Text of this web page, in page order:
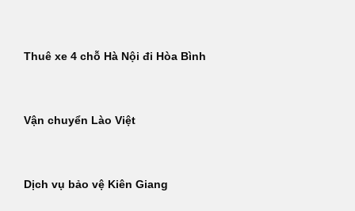
Thuê xe 4 chỗ Hà Nội đi Hòa Bình
Vận chuyển Lào Việt
Dịch vụ bảo vệ Kiên Giang